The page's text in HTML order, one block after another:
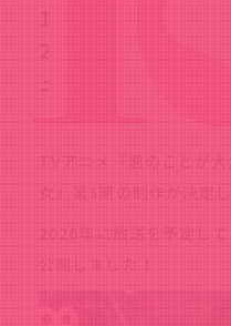
100人の彼女』の
2026年放送予定
ュアルも公開！
TVアニメ『君のことが
女』第3期の制作が決定し
2026年に放送を予定し
公開しました！